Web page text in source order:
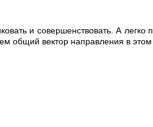
и совершенствовать. А легко
общий вектор направления в